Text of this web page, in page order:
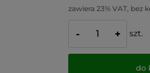
zawiera 23% VAT, bez
- + szt.
do